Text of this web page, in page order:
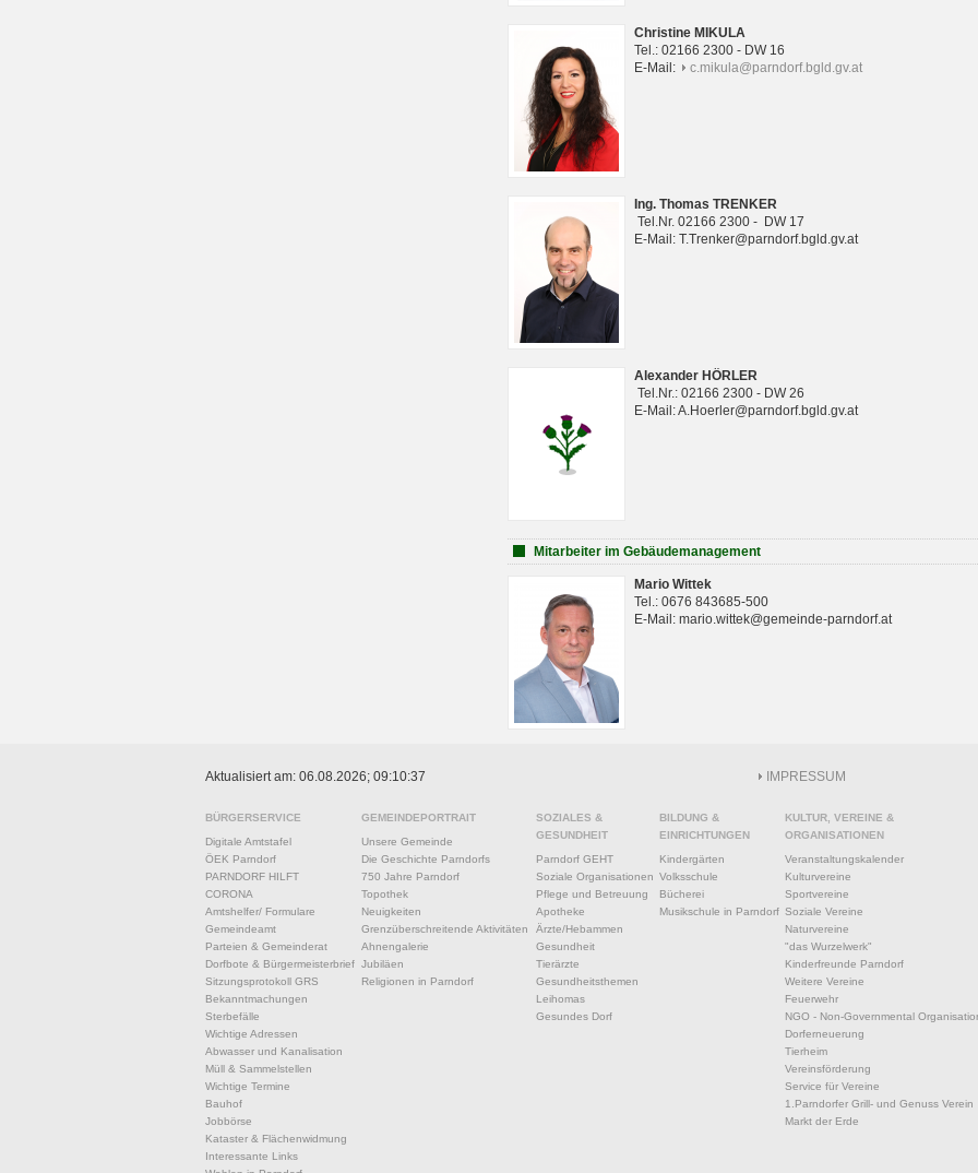
Christine MIKULA
Tel.: 02166 2300 - DW 16
E-Mail:
c.mikula@parndorf.bgld.gv.at
Ing. Thomas TRENKER
Tel.Nr. 02166 2300 - DW 17
E-Mail: T.Trenker@parndorf.bgld.gv.at
Alexander HÖRLER
Tel.Nr.: 02166 2300 - DW 26
E-Mail: A.Hoerler@parndorf.bgld.gv.at
Mitarbeiter im Gebäudemanagement
Mario Wittek
Tel.: 0676 843685-500
E-Mail: mario.wittek@gemeinde-parndorf.at
Aktualisiert am: 06.08.2026; 09:10:37 IMPRESSUM
BÜRGERSERVICE
Digitale Amtstafel
ÖEK Parndorf
PARNDORF HILFT
CORONA
Amtshelfer/ Formulare
Gemeindeamt
Parteien & Gemeinderat
Dorfbote & Bürgermeisterbrief
Sitzungsprotokoll GRS
Bekanntmachungen
Sterbefälle
Wichtige Adressen
Abwasser und Kanalisation
Müll & Sammelstellen
Wichtige Termine
Bauhof
Jobbörse
Kataster & Flächenwidmung
Interessante Links
GEMEINDEPORTRAIT
Unsere Gemeinde
Die Geschichte Parndorfs
750 Jahre Parndorf
Topothek
Neuigkeiten
Grenzüberschreitende Aktivitäten
Ahnengalerie
Jubiläen
Religionen in Parndorf
SOZIALES &
GESUNDHEIT
Parndorf GEHT
Soziale Organisationen
Pflege und Betreuung
Apotheke
Ärzte/Hebammen
Gesundheit
Tierärzte
Gesundheitsthemen
Leihomas
Gesundes Dorf
BILDUNG &
EINRICHTUNGEN
Kindergärten
Volksschule
Bücherei
Musikschule in Parndorf
KULTUR, VEREINE &
ORGANISATIONEN
Veranstaltungskalender
Kulturvereine
Sportvereine
Soziale Vereine
Naturvereine
"das Wurzelwerk"
Kinderfreunde Parndorf
Weitere Vereine
Feuerwehr
NGO - Non-Governmental
Dorferneuerung
Tierheim
Vereinsförderung
Service für Vereine
1.Parndorfer Grill- und Genuss Verein
Markt der Erde